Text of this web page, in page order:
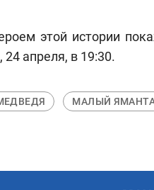
этой истории
апреля, в 19:30.
МАЛЫЙ